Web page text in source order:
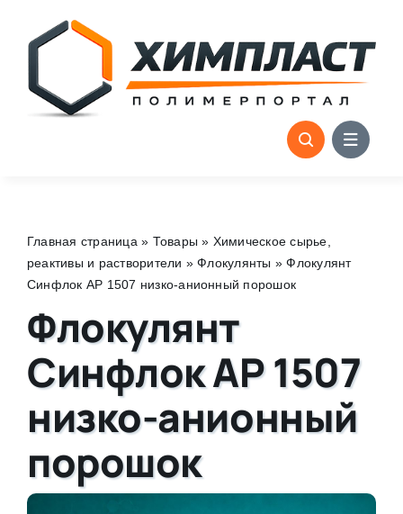
content
Главная страница » Товары » Химическое сырье,
реактивы и растворители »Флокулянты »Флокулянт
Синфлок АР 1507 низко-анионный порошок
Флокулянт
Синфлок АР 1507
низко-анионный
порошок